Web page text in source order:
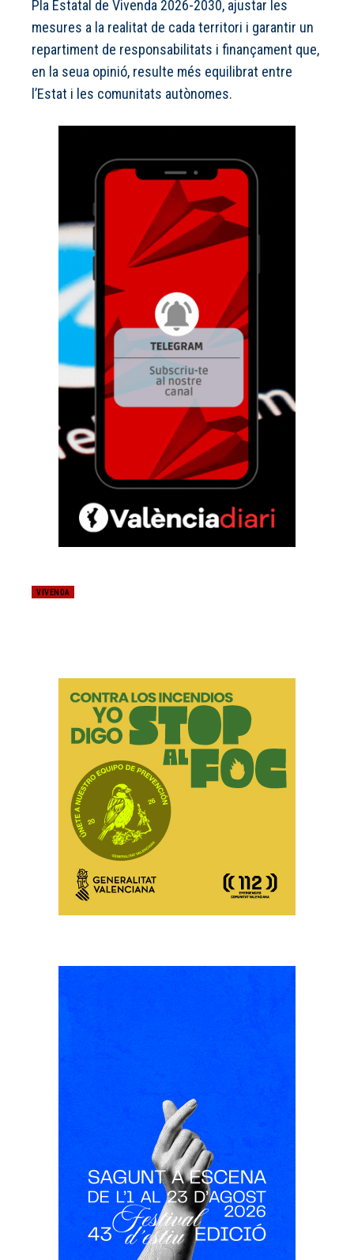
Pla Estatal de Vivenda 2026-2030, ajustar les
mesures a la realitat de cada territori i garantir un
repartiment de responsabilitats i finançament que,
en la seua opinió, resulte més equilibrat entre
l’Estat i les comunitats autònomes.
VIVENDA